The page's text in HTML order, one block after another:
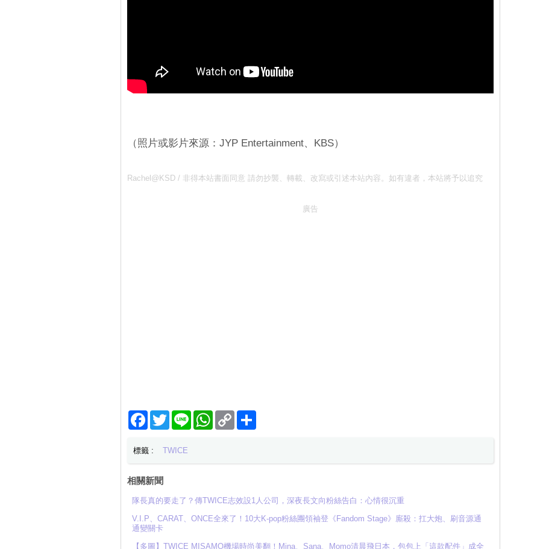
（照片或影片來源：JYP Entertainment、KBS）
Rachel@KSD / 非得本站書面同意 請勿抄襲、轉載、改寫或引述本站內容。如有違者，本站將予以追究
廣告
Facebook
TwitterLine WhatsApp
Copy
Link
分
標籤 : TWICE
相關新聞
隊長真的要走了？傳TWICE志效設1人公司，深夜長文向粉絲告白：心情很沉重
V.I.P、CARAT、ONCE全來了！10大K-pop粉絲團領袖登《Fandom Stage》廝殺：扛大炮、刷音源通
通變關卡
【多圖】TWICE MISAMO機場時尚美翻！Mina、Sana、Momo清晨飛日本，包包上「這款配件」成全